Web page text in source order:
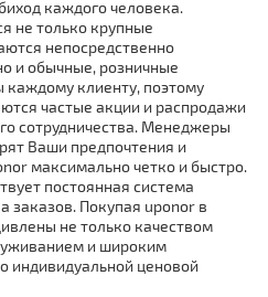
каждого человека.
не только крупные
непосредственно
и обычные, розничные
каждoму клиенту, поэтому
частые акции и распродажи
сотрудничества. Менеджеры
Ваши предпочтения и
максимально четко и быстро.
постоянная система
заказов. Покупая uponor в
не только качеством
и широким
индивидуальной ценовой